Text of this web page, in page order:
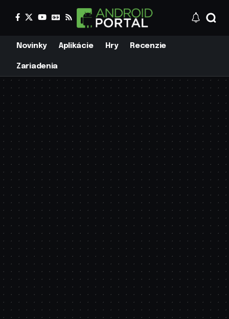
Novinky Aplikácie Hry Recenzie
Zariadenia